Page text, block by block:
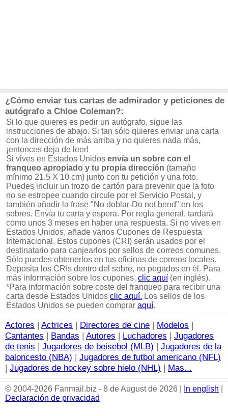
¿Cómo enviar tus cartas de admirador y peticiones de
autógrafo a Chloe Coleman?:
Si lo que quieres es pedir un autógrafo, sigue las
instrucciones de abajo. Si tan sólo quieres enviar una carta
con la dirección de más arriba y no quieres nada más,
¡entonces deja de leer!
Si vives en Estados Unidos envía un sobre con el
franqueo apropiado y tu propia dirección (tamaño
mínimo 21.5 X 10 cm) junto con tu petición y una foto.
Puedes incluir un trozo de cartón para prevenir que la foto
no se estropee cuando circule por el Servicio Postal, y
también añadir la frase "No doblar-Do not bend" en los
sobres. Envía tu carta y espera. Por regla general, tardará
como unos 3 meses en haber una respuesta. Si no vives en
Estados Unidos, añade varios Cupones de Respuesta
Internacional. Estos cupones (CRI) serán usados por el
destinatario para canjearlos por sellos de correos comunes.
Sólo puedes obtenerlos en tus oficinas de correos locales.
Deposita los CRIs dentro del sobre, no pegados en él. Para
más información sobre los cupones, clic aquí (en inglés).
*Para información sobre coste del franqueo para recibir una
carta desde Estados Unidos clic aquí. Los sellos de los
Estados Unidos se pueden comprar aquí.
Actores | Actrices | Directores de cine | Modelos |
Cantantes | Bandas | Autores | Luchadores | Jugadores
de tenis | Jugadores de beisebol (MLB) | Jugadores de la
baloncesto (NBA) | Jugadores de futbol americano (NFL)
| Jugadores de hockey sobre hielo (NHL) | Mas...
© 2004-2026 Fanmail.biz - 8 de August de 2026 | In english
Declaración de privacidad